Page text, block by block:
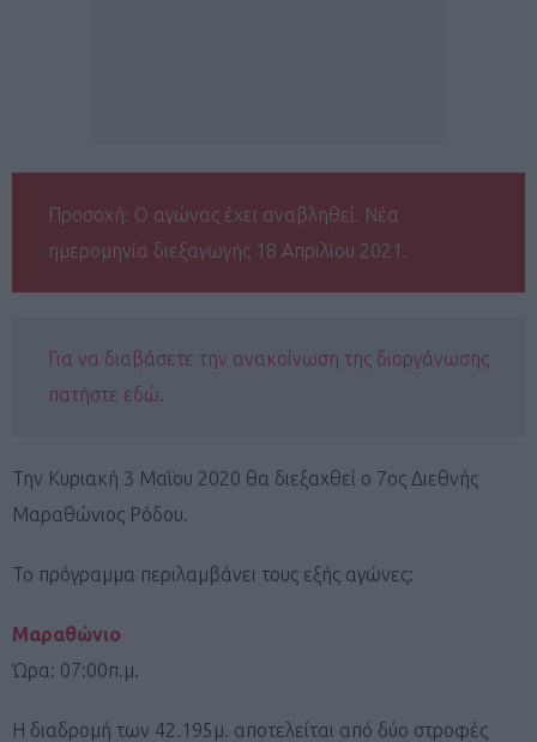
Προσοχή: Ο αγώνας έχει αναβληθεί. Νέα
ημερομηνία διεξαγωγής 18 Απριλίου 2021.
Για να διαβάσετε την ανακοίνωση της διοργάνωσης
πατήστε εδώ.
Την Κυριακή 3 Μαΐου 2020 θα διεξαχθεί ο 7ος Διεθνής
Μαραθώνιος Ρόδου.
Το πρόγραμμα περιλαμβάνει τους εξής αγώνες:
Μαραθώνιο
Ώρα: 07:00π.μ.
Η διαδρομή των 42.195μ. αποτελείται από δύο στροφές